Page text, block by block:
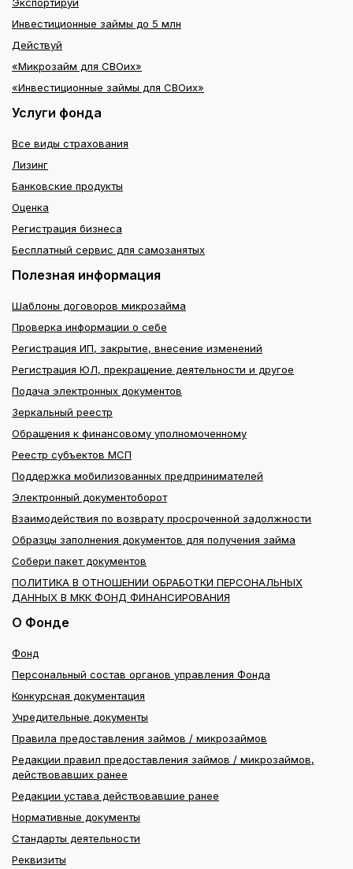
Инвестиционные займы до 5 млн
Действуй
«Микрозайм для СВОих»
«Инвестиционные займы для СВОих»
Услуги фонда
Все виды страхования
Лизинг
Банковские продукты
Оценка
Регистрация бизнеса
Бесплатный сервис для самозанятых
Полезная информация
Шаблоны договоров микрозайма
Проверка информации о себе
Регистрация ИП, закрытие, внесение изменений
Регистрация ЮЛ, прекращение деятельности и другое
Подача электронных документов
Зеркальный реестр
Обращения к финансовому уполномоченному
Реестр субъектов МСП
Поддержка мобилизованных предпринимателей
Электронный документоборот
Взаимодействия по возврату просроченной задолжности
Образцы заполнения документов для получения займа
Собери пакет документов
ПОЛИТИКА В ОТНОШЕНИИ ОБРАБОТКИ ПЕРСОНАЛЬНЫХ
ДАННЫХ В МКК ФОНД ФИНАНСИРОВАНИЯ
О Фонде
Фонд
Персональный состав органов управления Фонда
Конкурсная документация
Учредительные документы
Правила предоставления займов / микрозаймов
Редакции правил предоставления займов / микрозаймов,
действовавших ранее
Редакции устава действовавшие ранее
Нормативные документы
Стандарты деятельности
Реквизиты